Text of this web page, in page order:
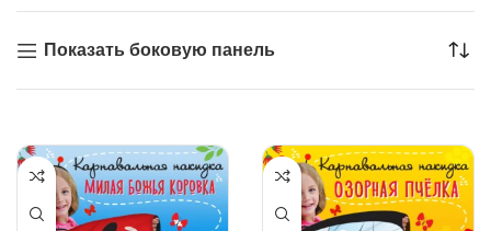
Показать боковую панель